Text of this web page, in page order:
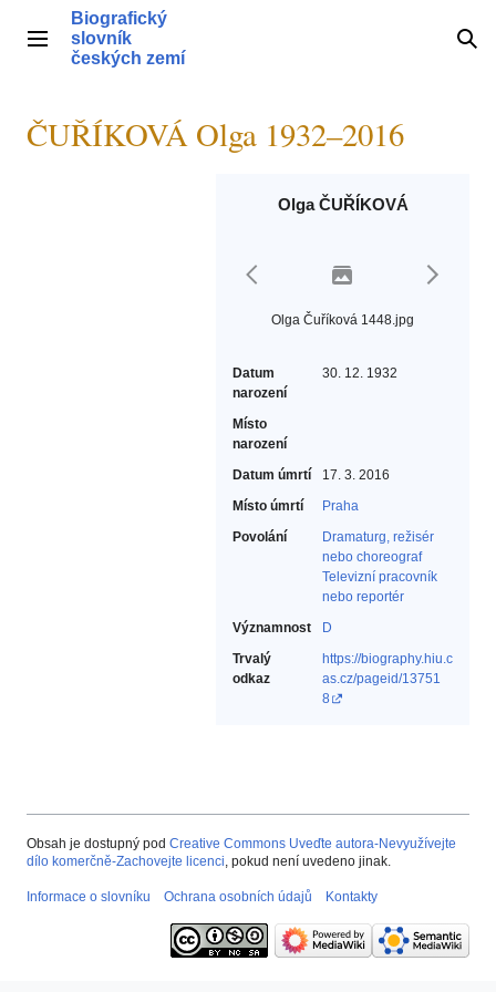
obsahHlavní menu
Biografický
slovník
českých zemí
ČUŘÍKOVÁ Olga 1932–2016
Olga ČUŘÍKOVÁ
Olga Čuříková 1448.jpg
Datum
narození
30. 12. 1932
Místo
narození
Datum úmrtí
17. 3. 2016
Místo úmrtí
Praha
Povolání
Dramaturg, režisér
nebo choreograf‎
Televizní pracovník
nebo reportér‎
Významnost
D
Trvalý
odkaz
https://biography.hiu.c
as.cz/pageid/13751
8
Obsah je dostupný pod Creative Commons Uveďte autora-Nevyužívejte
dílo komerčně-Zachovejte licenci, pokud není uvedeno jinak.
Informace o slovníku Ochrana osobních údajů Kontakty